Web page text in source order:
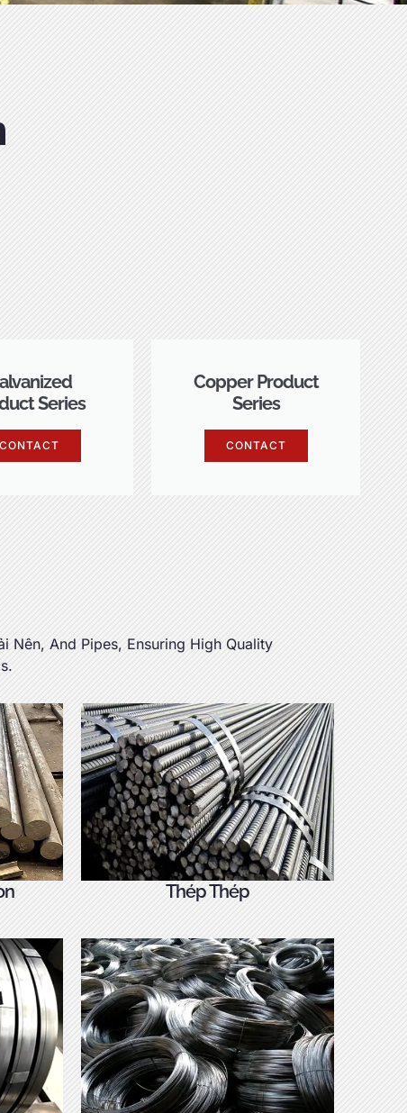
Series
CONTACT
Copper Product
Series
CONTACT
Nên, And Pipes, Ensuring High Quality
.
Thép Thép